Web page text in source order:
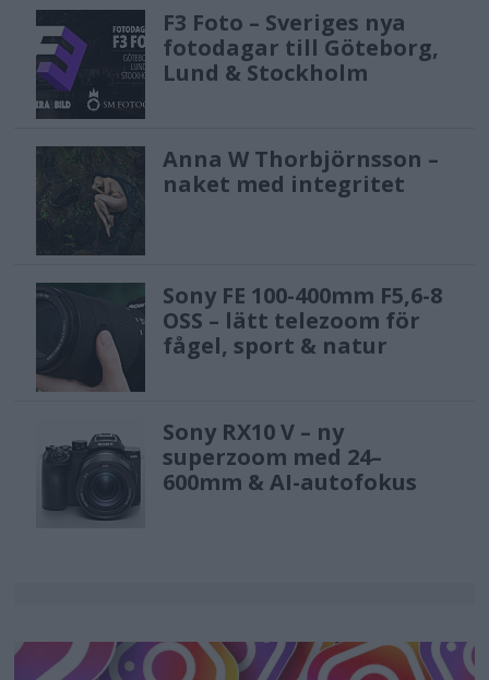
F3 Foto – Sveriges nya
fotodagar till Göteborg,
Lund & Stockholm
Anna W Thorbjörnsson –
naket med integritet
Sony FE 100-400mm F5,6-8
OSS – lätt telezoom för
fågel, sport & natur
Sony RX10 V – ny
superzoom med 24–
600mm & AI-autofokus